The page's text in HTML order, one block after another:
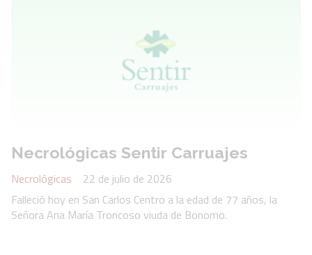
Necrológicas Sentir Carruajes
Necrológicas
22 de julio de 2026
Falleció hoy en San Carlos Centro a la edad de 77 años, la
Señora Ana María Troncoso viuda de Bonomo.